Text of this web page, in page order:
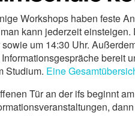
Workshops haben feste
kann jederzeit
um 14:30 Uhr.
bereit
Studium. Eine
Tür an der ifs beginnt